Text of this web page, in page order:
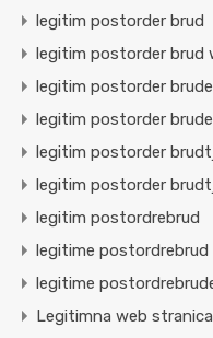
legitim postorder brud
legitim postorder brud
legitim postorder
legitim postorder
legitim postorder
legitim postorder
legitim postordrebrud
legitime
legitime
Legitimna web